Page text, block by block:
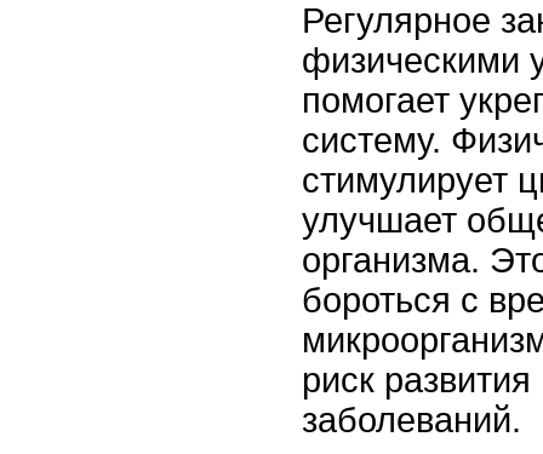
Регулярное
физическими
помогает
систему.
стимулирует
улучшает
организма.
бороться с
риск
заболеваний.